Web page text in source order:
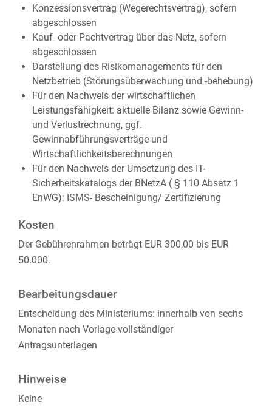
Konzessionsvertrag (Wegerechtsvertrag), sofern
abgeschlossen
Kauf- oder Pachtvertrag über das Netz, sofern
abgeschlossen
Darstellung des Risikomanagements für den
Netzbetrieb (Störungsüberwachung und -behebung)
Für den Nachweis der wirtschaftlichen
Leistungsfähigkeit: aktuelle Bilanz sowie Gewinn-
und Verlustrechnung, ggf.
Gewinnabführungsverträge und
Wirtschaftlichkeitsberechnungen
Für den Nachweis der Umsetzung des IT-
Sicherheitskatalogs der BNetzA ( § 110 Absatz 1
EnWG): ISMS- Bescheinigung/ Zertifizierung
Kosten
Der Gebührenrahmen beträgt EUR 300,00 bis EUR
50.000.
Bearbeitungsdauer
Entscheidung des Ministeriums: innerhalb von sechs
Monaten nach Vorlage vollständiger
Antragsunterlagen
Hinweise
Keine